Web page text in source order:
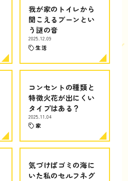
我が家のトイレから
聞こえるブーンとい
う謎の音
2025.12.09
生活
コンセントの種類と
特徴火花が出にくい
タイプはある？
2025.11.04
家
気づけばゴミの海に
いた私のセルフネグ